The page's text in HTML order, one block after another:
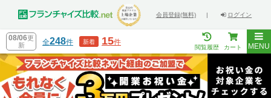
会員登録(無料) | ログイン
08/06更
新
全248件 新着 15件
閲覧履歴 カート MENU